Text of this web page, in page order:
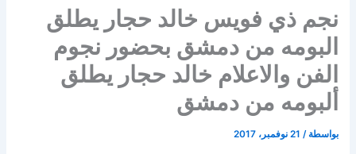
نجم ذي فويس خالد حجار يطلق
البومه من دمشق بحضور نجوم
الفن والاعلام خالد حجار يطلق
ألبومه من دمشق
بواسطة / 21 نوفمبر، 2017